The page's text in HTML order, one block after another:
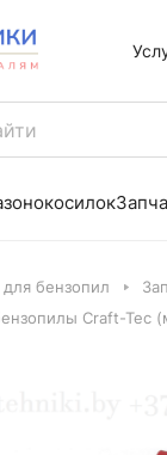
для бензопил
Craft-Tec